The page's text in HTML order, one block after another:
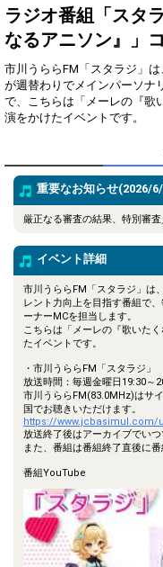
得！
Gifting
Throw gifts to the stage
the live performance.
First, try throwing free Stars
(once a day)! You can also
(available from 1 JPY)!
continue to send gifts to
performer(s), the
popularity ranking and your
ranking go up.
To cheer on performers,
To send performers paid
you must use Show Gold.
ラジオ番組「スタ
なるアニソン』」
市川うららFM「スタラジ」
が週替わりでメインパーソナ
で、こちらは「メーレの『歌
演をかけたイベントです。
重要なお知らせ(2026/
厳正なる審査の結果、特別審
イベント詳細
市川うららFM「スタラジ」は
レント力向上を目指す番組で
ーナーMCを担当します。
こちらは「メーレの『歌いた
たイベントです。
・市川うららFM「スタラジ」
放送時間：毎週金曜日19:30～
市川うららFM(83.0MHz)はサ
国でお聴きいただけます。
https://www.jcbasimul.com/
放送終了後はアーカイブでいつ
また、番組は番組終了直後に
番組YouTube